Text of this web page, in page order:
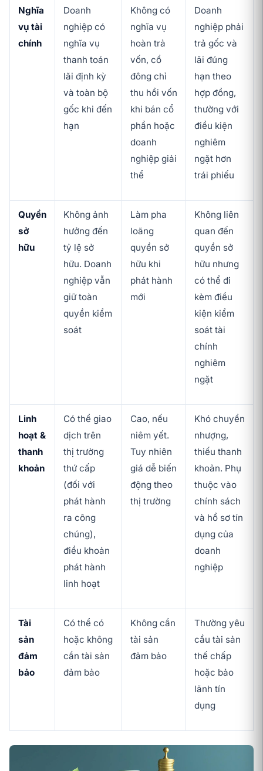
Nghĩa
vụ tài
chính
Doanh
nghiệp có
nghĩa vụ
thanh toán
lãi định kỳ
và toàn bộ
gốc khi đến
hạn
Không có
nghĩa vụ
hoàn trả
vốn, cổ
đông chỉ
thu hồi vốn
khi bán cổ
phần hoặc
doanh
nghiệp giải
thể
Doanh
nghiệp phải
trả gốc và
lãi đúng
hạn theo
hợp đồng,
thường với
điều kiện
nghiêm
ngặt hơn
trái phiếu
Quyền
sở
hữu
Không ảnh
hưởng đến
tỷ lệ sở
hữu. Doanh
nghiệp vẫn
giữ toàn
quyền kiểm
soát
Làm pha
loãng
quyền sở
hữu khi
phát hành
mới
Không liên
quan đến
quyền sở
hữu nhưng
có thể đi
kèm điều
kiện kiểm
soát tài
chính
nghiêm
ngặt
Linh
hoạt &
thanh
khoản
Có thể giao
dịch trên
thị trường
thứ cấp
(đối với
phát hành
ra công
chúng),
điều khoản
phát hành
linh hoạt
Cao, nếu
niêm yết.
Tuy nhiên
giá dễ biến
động theo
thị trường
Khó chuyển
nhượng,
thiếu thanh
khoản. Phụ
thuộc vào
chính sách
và hồ sơ tín
dụng của
doanh
nghiệp
Tài
sản
đảm
bảo
Có thể có
hoặc không
cần tài sản
đảm bảo
Không cần
tài sản
đảm bảo
Thường yêu
cầu tài sản
thế chấp
hoặc bảo
lãnh tín
dụng